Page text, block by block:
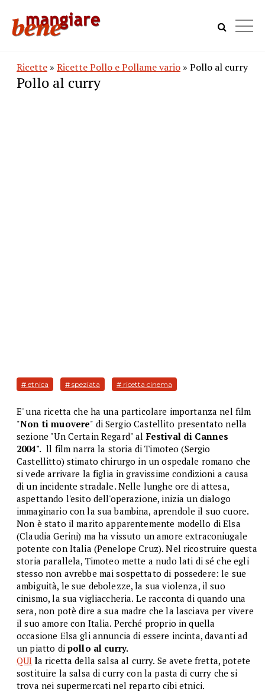
Ricette » Ricette Pollo e Pollame vario » Pollo al curry
Pollo al curry
# etnica # speziata # ricetta cinema
E' una ricetta che ha una particolare importanza nel film
"Non ti muovere" di Sergio Castellito presentato nella
sezione "Un Certain Regard" al Festival di Cannes
2004".ll film narra la storia di Timoteo (Sergio
Castellitto) stimato chirurgo in un ospedale romano che
si vede arrivare la figlia in gravissime condizioni a causa
di un incidente stradale. Nelle lunghe ore di attesa,
aspettando l'esito dell'operazione, inizia un dialogo
immaginario con la sua bambina, aprendole il suo cuore.
Non è stato il marito apparentemente modello di Elsa
(Claudia Gerini) ma ha vissuto un amore extraconiugale
potente con Italia (Penelope Cruz). Nel ricostruire questa
storia parallela, Timoteo mette a nudo lati di sé che egli
stesso non avrebbe mai sospettato di possedere: le sue
ambiguità, le sue debolezze, la sua violenza, il suo
cinismo, la sua vigliaccheria. Le racconta di quando una
sera, non potè dire a sua madre che la lasciava per vivere
il suo amore con Italia. Perché proprio in quella
occasione Elsa gli annuncia di essere incinta, davanti ad
un piatto di pollo al curry.
QUI la ricetta della salsa al curry. Se avete fretta, potete
sostituire la salsa di curry con la pasta di curry che si
trova nei supermercati nel reparto cibi etnici.